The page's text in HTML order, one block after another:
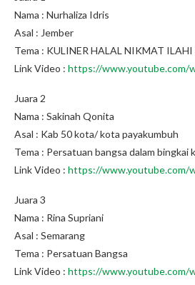
Nama : Nurhaliza Idris
Asal : Jember
Tema : KULINER HALAL NIKMAT ILAHI
Link Video : https://www.youtube.com/
Juara 2
Nama : Sakinah Qonita
Asal : Kab 50 kota/ kota payakumbuh
Tema : Persatuan bangsa dalam bingkai
Link Video : https://www.youtube.com/
Juara 3
Nama : Rina Supriani
Asal : Semarang
Tema : Persatuan Bangsa
Link Video : https://www.youtube.com/